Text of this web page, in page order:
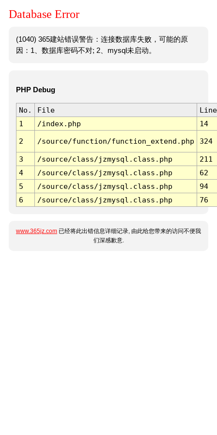
Database Error
(1040) 365建站错误警告：连接数据库失败，可能的原
因：1、数据库密码不对; 2、mysql未启动。
PHP Debug
No. File
Line
1
/index.php 14
2 /source/function/function_extend.php 324
3 /source/class/jzmysql.class.php
211
4
/source/class/jzmysql.class.php
62
5
/source/class/jzmysql.class.php
94
6
/source/class/jzmysql.class.php 76
www.365jz.com 已经将此出错信息详细记录, 由此给您带来的访问不便我
们深感歉意.